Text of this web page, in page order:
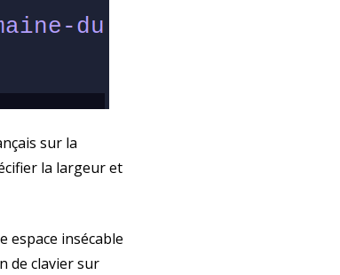
sur la
la largeur et
espace insécable
de clavier sur